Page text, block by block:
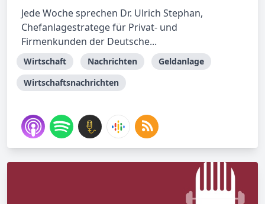
Jede Woche sprechen Dr. Ulrich Stephan,
Chefanlagestratege für Privat- und
Firmenkunden der Deutsche...
Wirtschaft Nachrichten
Geldanlage
Wirtschaftsnachrichten